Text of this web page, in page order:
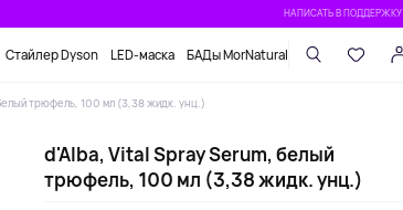
НАПИСАТЬ В ПОДДЕРЖКУ
Стайлер Dyson LED-маска БАДы MorNatural
трюфель, 100 мл (3,38 жидк. унц.)
d'Alba, Vital Spray Serum, белый
трюфель, 100 мл (3,38 жидк. унц.)